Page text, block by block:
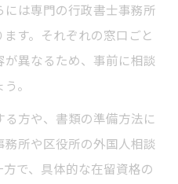
は専門の行政書士事務所
す。それぞれの窓口ごと
異なるため、事前に相談
。
方や、書類の準備方法に
所や区役所の外国人相談
で、具体的な在留資格の